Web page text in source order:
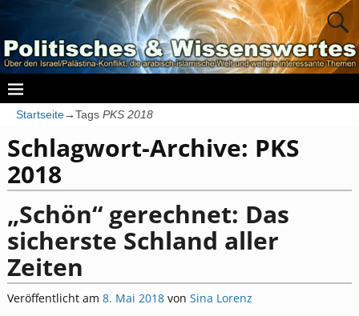
Startseite→Tags PKS 2018
Schlagwort-Archive: PKS
2018
„Schön“ gerechnet: Das
sicherste Schland aller
Zeiten
Veröffentlicht am 8. Mai 2018 von Sina Lorenz